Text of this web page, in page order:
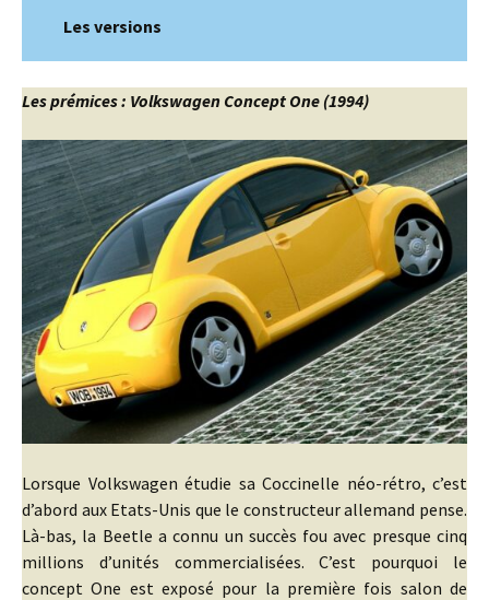
Les versions
Les prémices : Volkswagen Concept One (1994)
Lorsque Volkswagen étudie sa Coccinelle néo-rétro, c’est
d’abord aux Etats-Unis que le constructeur allemand pense.
Là-bas, la Beetle a connu un succès fou avec presque cinq
millions d’unités commercialisées. C’est pourquoi le
concept One est exposé pour la première fois salon de